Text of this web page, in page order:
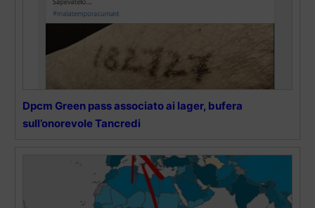
Dpcm Green pass associato ai lager, bufera
sull’onorevole Tancredi